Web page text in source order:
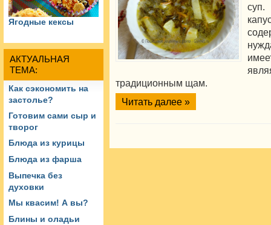
Ягодные кексы
АКТУАЛЬНАЯ
ТЕМА:
Как сэкономить на
застолье?
Готовим сами сыр и
творог
Блюда из курицы
Блюда из фарша
Выпечка без
духовки
Мы квасим! А вы?
Блины и оладьи
суп.
традиционным щам.
Читать далее »